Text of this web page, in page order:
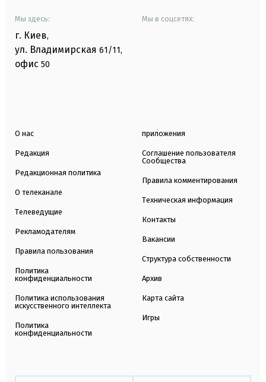
Мы здесь:
г. Киев,
ул. Владимирская 61/11,
офис 50
Мы в соцсетях:
О нас
Редакция
Редакционная политика
О телеканале
Телеведущие
Рекламодателям
Правила пользования
Политика
конфиденциальности
Политика использования
искусственного интеллекта
Политика
конфиденциальности
приложения
Соглашение пользователя
Сообщества
Правила комментирования
Техническая информация
Контакты
Вакансии
Структура собственности
Архив
Карта сайта
Игры